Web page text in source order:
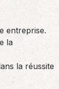
entreprise.
la
la réussite